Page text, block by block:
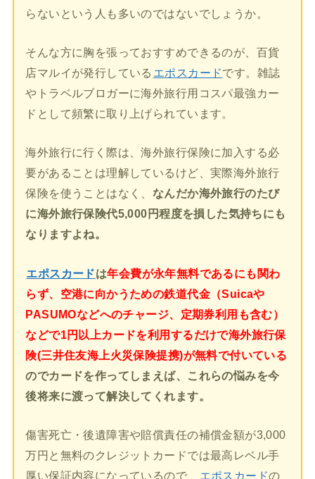
らないという人も多いのではないでしょうか。
そんな方に胸を張っておすすめできるのが、百貨
店マルイが発行している エポスカードです。雑誌
やトラベルブロガーに海外旅行用コスパ最強カー
ドとして頻繁に取り上げられています。
海外旅行に行く際は、海外旅行保険に加入する必
要があることは理解しているけど、実際海外旅行
保険を使うことはなく、 なんだか海外旅行のたび
に海外旅行保険代5,000円程度を損した気持ちにも
なりますよね。
エポスカードは年会費が永年無料であるにも関わ
らず、空港に向かうための鉄道代金（Suicaや
PASUMOなどへのチャージ、定期券利用も含む）
などで1円以上カードを利用するだけで海外旅行保
険(三井住友海上火災保険提携)が無料で付いている
のでカードを作ってしまえば、これらの悩みを今
後将来に渡って解決してくれます。
傷害死亡・後遺障害や賠償責任の補償金額が3,000
万円と無料のクレジットカードでは最高レベル手
厚い保証内容になっているので、
エポスカードの